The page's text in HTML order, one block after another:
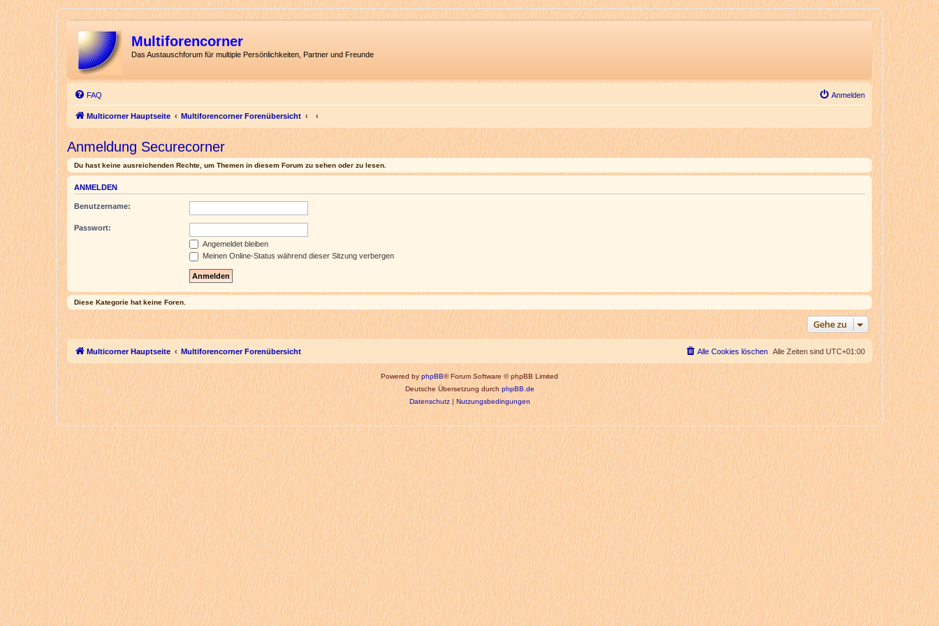
Multiforencorner
Das Austauschforum für multiple Persönlichkeiten, Partner und Freunde
FAQ Anmelden
Multicorner Hauptseite Multiforencorner Forenübersicht
Anmeldung Securecorner
Du hast keine ausreichenden Rechte, um Themen in diesem Forum zu sehen oder zu lesen.
ANMELDEN
Benutzername:
Passwort:
Angemeldet bleiben
Meinen Online-Status während dieser Sitzung verbergen
Diese Kategorie hat keine Foren.
Gehe zu
Multicorner Hauptseite Multiforencorner Forenübersicht Alle Zeiten sind UTC+01:00
Alle Cookies löschen
Powered byphpBB® Forum Software © phpBB Limited
Deutsche Übersetzung durchphpBB.de
Datenschutz|Nutzungsbedingungen